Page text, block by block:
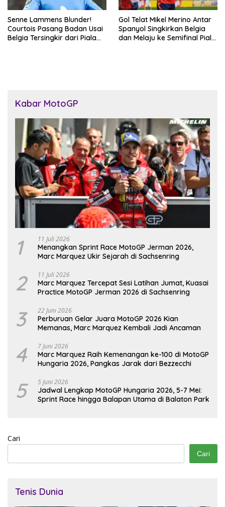
Senne Lammens Blunder!
Courtois Pasang Badan Usai
Belgia Tersingkir dari Piala
Gol Telat Mikel Merino Antar
Spanyol Singkirkan Belgia
dan Melaju ke Semifinal Piala
Kabar MotoGP
1 11 Juli 2026
Menangkan Sprint Race MotoGP Jerman 2026,
Marc Marquez Ukir Sejarah di Sachsenring
2 11 Juli 2026
Marc Marquez Tercepat Sesi Latihan Jumat, Kuasai
Practice MotoGP Jerman 2026 di Sachsenring
3 22 Juni 2026
Perburuan Gelar Juara MotoGP 2026 Kian
Memanas, Marc Marquez Kembali Jadi Ancaman
4 7 Juni 2026
Marc Marquez Raih Kemenangan ke-100 di MotoGP
Hungaria 2026, Pangkas Jarak dari Bezzecchi
5 5 Juni 2026
Jadwal Lengkap MotoGP Hungaria 2026, 5-7 Mei:
Sprint Race hingga Balapan Utama di Balaton Park
Cari
Cari
Tenis Dunia